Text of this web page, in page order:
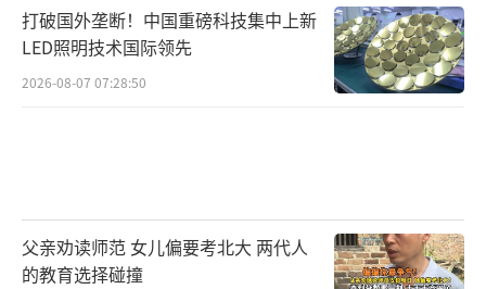
打破国外垄断！中国重磅科技集中上新
LED照明技术国际领先
2026-08-07 07:28:50
父亲劝读师范 女儿偏要考北大 两代人
的教育选择碰撞